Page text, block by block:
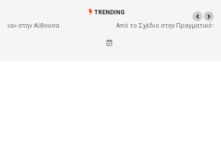
TRENDING
Από το Σχέδιο στην Πραγματικότητα